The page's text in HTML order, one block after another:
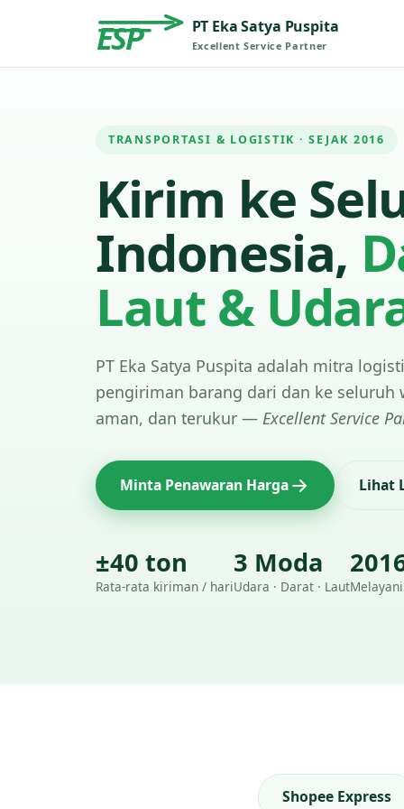
ESP PT Eka Satya Puspita
Excellent Service Partner
TRANSPORTASI & LOGISTIK · SEJAK 2016
Kirim ke
Indonesia,
Laut &
PT Eka Satya Puspita adalah mitra
pengiriman barang dari dan ke seluruh
aman, dan terukur — Excellent Service
Minta Penawaran Harga Lihat
±40 ton
Rata-rata kiriman / hari
3 Moda
Udara · Darat · Laut
Shopee Express